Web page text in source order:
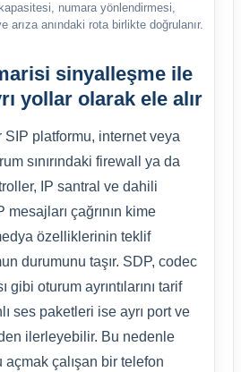
numara yönlendirmesi,
arıza anındaki rota birlikte doğrulanır.
sinyalleşme ile
yollar olarak ele alır
SIP platformu, internet veya
sınırındaki firewall ya da
IP santral ve dahili
çağrının kime
özelliklerinin teklif
durumunu taşır. SDP, codec
gibi oturum ayrıntılarını tarif
ses paketleri ise ayrı port ve
ilerleyebilir. Bu nedenle
açmak çalışan bir telefon